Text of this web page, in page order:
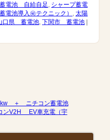
蓄電池 自給自足 , シャープ蓄電
電池導入㊙︎テクニック） , 太陽
口県 蓄電池, 下関市 蓄電池|
kw ＋ ニチコン蓄電池
ンV2H EV車充電（宇